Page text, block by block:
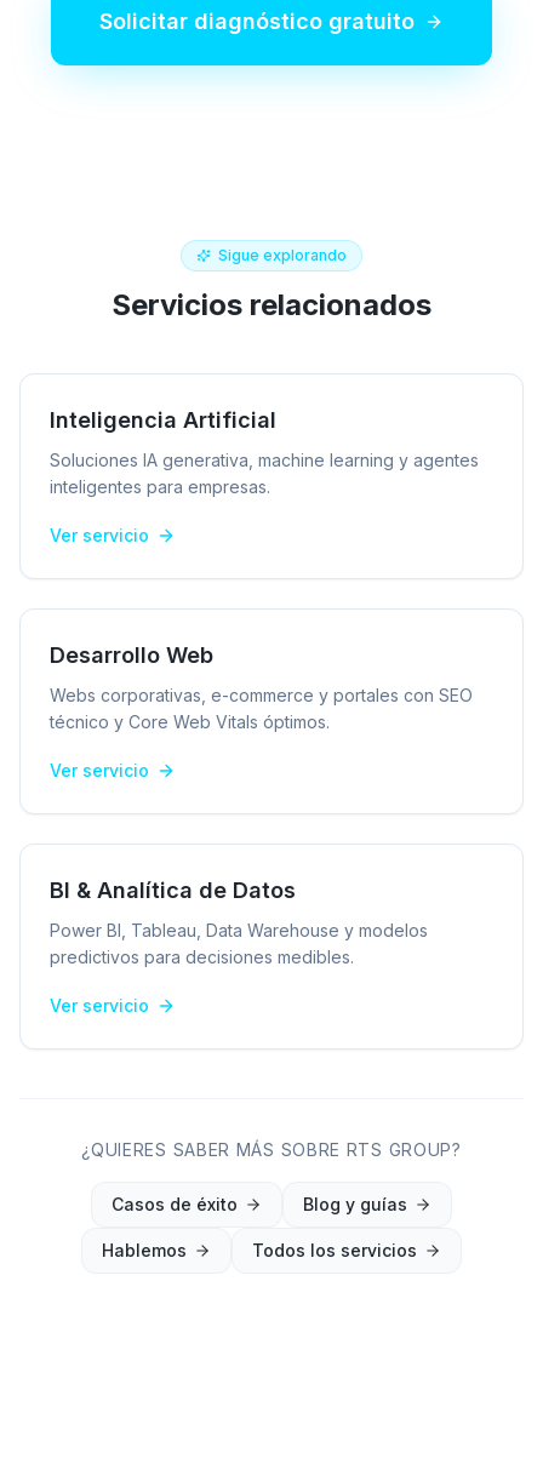
Solicitar diagnóstico gratuito
Sigue explorando
Servicios relacionados
Inteligencia Artificial
Soluciones IA generativa, machine learning y agentes
inteligentes para empresas.
Ver servicio
Desarrollo Web
Webs corporativas, e-commerce y portales con SEO
técnico y Core Web Vitals óptimos.
Ver servicio
BI & Analítica de Datos
Power BI, Tableau, Data Warehouse y modelos
predictivos para decisiones medibles.
Ver servicio
¿QUIERES SABER MÁS SOBRE RTS GROUP?
Casos de éxito Blog y guías
Hablemos Todos los servicios